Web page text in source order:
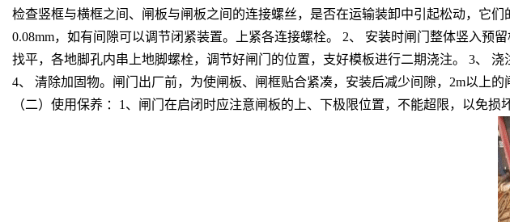
检查竖框与横框之间、闸板与闸板之间的连接螺丝，是否在运输装卸中引起松动，它
0.08mm，如有间隙可以调节闭紧装置。上紧各连接螺栓。 2、 安装时闸门整体竖入
找平，各地脚孔内串上地脚螺栓，调节好闸门的位置，支好模板进行二期浇注。 3、
4、 清除加固物。闸门出厂前，为使闸板、闸框贴合紧凑，安装后减少间隙，2m以上
（二）使用保养 ：1、闸门在启闭时应注意闸板的上、下极限位置，不能超限，以免